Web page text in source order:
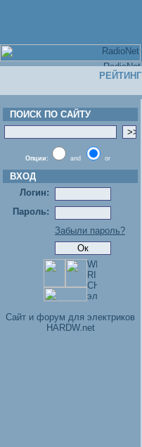
РЕЙТИНГ
ПОИСК ПО САЙТУ
Опции: and or
ВХОД
Логин:
Пароль:
Забыли пароль?
Cайт и форум для электриков
HARDW.net